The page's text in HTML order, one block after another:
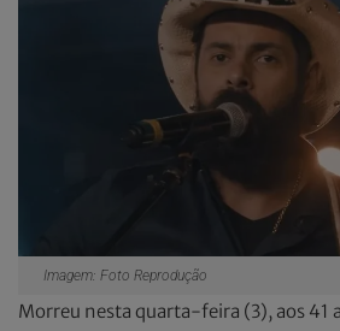
Imagem: Foto Reprodução
Morreu nesta quarta-feira (3), aos 41